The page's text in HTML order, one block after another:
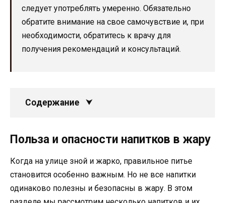
следует употреблять умеренно. Обязательно
обратите внимание на свое самочувствие и, при
необходимости, обратитесь к врачу для
получения рекомендаций и консультаций.
Содержание
Польза и опасности напитков в жару
Когда на улице зной и жарко, правильное питье
становится особенно важным. Но не все напитки
одинаково полезны и безопасны в жару. В этом